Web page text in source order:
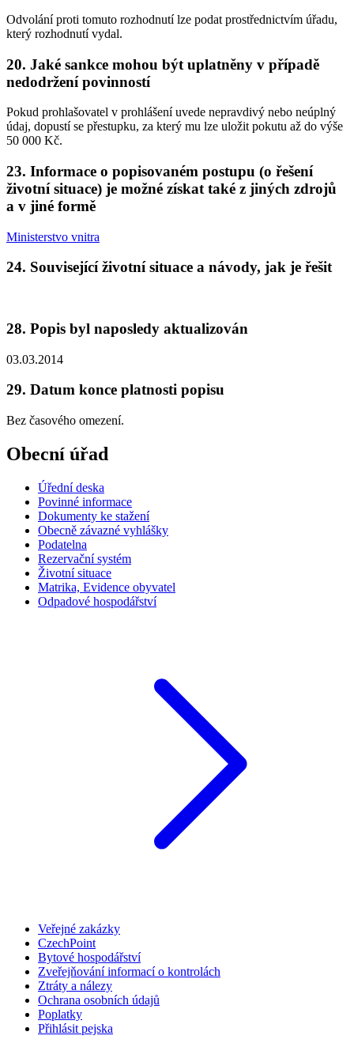
Odvolání proti tomuto rozhodnutí lze podat prostřednictvím úřadu,
který rozhodnutí vydal.
20. Jaké sankce mohou být uplatněny v případě
nedodržení povinností
Pokud prohlašovatel v prohlášení uvede nepravdivý nebo neúplný
údaj, dopustí se přestupku, za který mu lze uložit pokutu až do výše
50 000 Kč.
23. Informace o popisovaném postupu (o řešení
životní situace) je možné získat také z jiných zdrojů
a v jiné formě
Ministerstvo vnitra
24. Související životní situace a návody, jak je řešit
28. Popis byl naposledy aktualizován
03.03.2014
29. Datum konce platnosti popisu
Bez časového omezení.
Obecní úřad
Úřední deska
Povinné informace
Dokumenty ke stažení
Obecně závazné vyhlášky
Podatelna
Rezervační systém
Životní situace
Matrika, Evidence obyvatel
Odpadové hospodářství
Veřejné zakázky
CzechPoint
Bytové hospodářství
Zveřejňování informací o kontrolách
Ztráty a nálezy
Ochrana osobních údajů
Poplatky
Přihlásit pejska